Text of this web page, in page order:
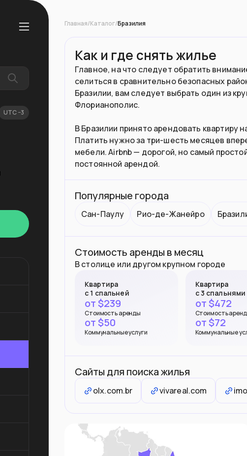
UTC −3
Главная/Каталог/Бразилия
Как и где снять жилье
Главное, на что следует обратить
селиться в сравнительно безопасных
Бразилии, вам следует выбрать один из
Флорианополис.
В Бразилии принято арендовать квартиру
Платить нужно за три-шесть месяцев
мебели. Airbnb — дорогой, но самый
постоянной арендой.
Популярные города
Сан-Паулу Рио-де-Жанейро
Стоимость аренды в месяц
В столице или другом крупном городе
Квартира
с 1 спальней
от $239
Стоимость аренды
от $50
Коммунальные услуги
Квартира
с 3 спальнями
от $472
Стоимость
от $72
Коммунальные
Сайты для поиска жилья
olx.com.br vivareal.com